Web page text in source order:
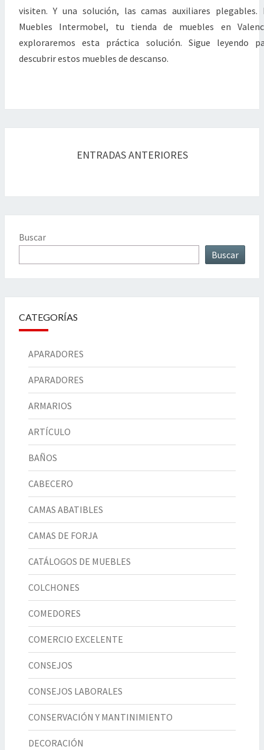
visiten. Y una solución, las camas auxiliares plegables.
Muebles Intermobel, tu tienda de muebles en
exploraremos esta práctica solución. Sigue leyendo
descubrir estos muebles de descanso.
ENTRADAS ANTERIORES
Buscar
Buscar
CATEGORÍAS
APARADORES
APARADORES
ARMARIOS
ARTÍCULO
BAÑOS
CABECERO
CAMAS ABATIBLES
CAMAS DE FORJA
CATÁLOGOS DE MUEBLES
COLCHONES
COMEDORES
COMERCIO EXCELENTE
CONSEJOS
CONSEJOS LABORALES
CONSERVACIÓN Y MANTINIMIENTO
DECORACIÓN